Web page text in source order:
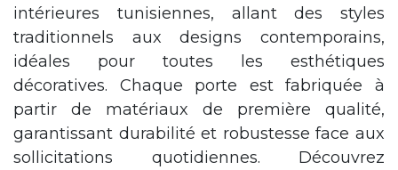
intérieures tunisiennes, allant des styles
traditionnels aux designs contemporains,
idéales pour toutes les esthétiques
décoratives. Chaque porte est fabriquée à
partir de matériaux de première qualité,
garantissant durabilité et robustesse face aux
sollicitations quotidiennes. Découvrez